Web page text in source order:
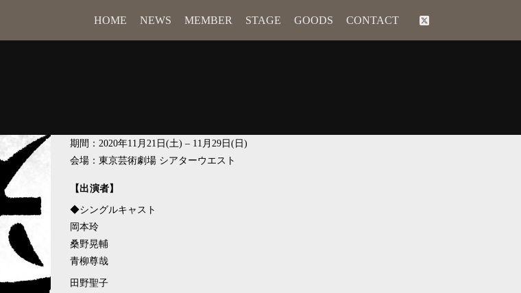
HOME NEWS MEMBER STAGE GOODS CONTACT
期間：2020年11月21日(土) – 11月29日(日)
会場：東京芸術劇場 シアターウエスト
【出演者】
◆シングルキャスト
岡本玲
桑野晃輔
青柳尊哉
田野聖子